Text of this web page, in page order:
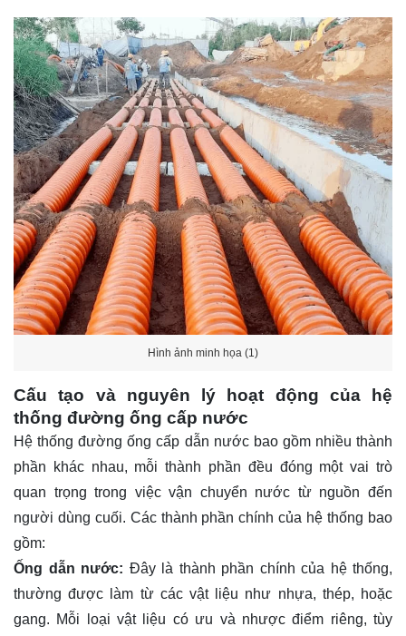
Hình ảnh minh họa (1)
Cấu tạo và nguyên lý hoạt động của hệ
thống đường ống cấp nước
Hệ thống đường ống cấp dẫn nước bao gồm nhiều thành
phần khác nhau, mỗi thành phần đều đóng một vai trò
quan trọng trong việc vận chuyển nước từ nguồn đến
người dùng cuối. Các thành phần chính của hệ thống bao
gồm:
Ống dẫn nước: Đây là thành phần chính của hệ thống,
thường được làm từ các vật liệu như nhựa, thép, hoặc
gang. Mỗi loại vật liệu có ưu và nhược điểm riêng, tùy